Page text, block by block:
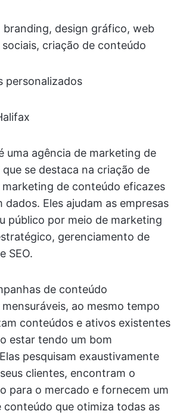
design gráfico, web
criação de conteúdo
personalizados
uma agência de marketing de
se destaca na criação de
de conteúdo eficazes
dados. Eles ajudam as empresas
público por meio de marketing
gerenciamento de
SEO.
de conteúdo
ao mesmo tempo
conteúdos e ativos existentes
estar tendo um bom
pesquisam exaustivamente
clientes, encontram o
para o mercado e fornecem um
conteúdo que otimiza todas as